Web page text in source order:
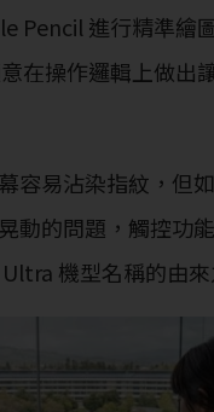
Pencil 進行精準繪
在操作邏輯上做出
容易沾染指紋，但
動的問題，觸控功
機型名稱的由來